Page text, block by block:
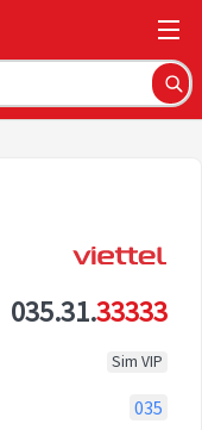
035.31.33333
Sim VIP
035